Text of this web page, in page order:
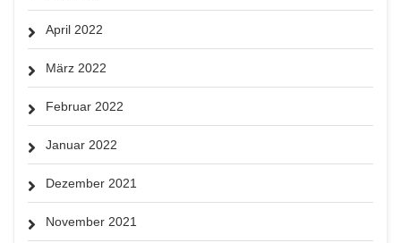
April 2022
März 2022
Februar 2022
Januar 2022
Dezember 2021
November 2021